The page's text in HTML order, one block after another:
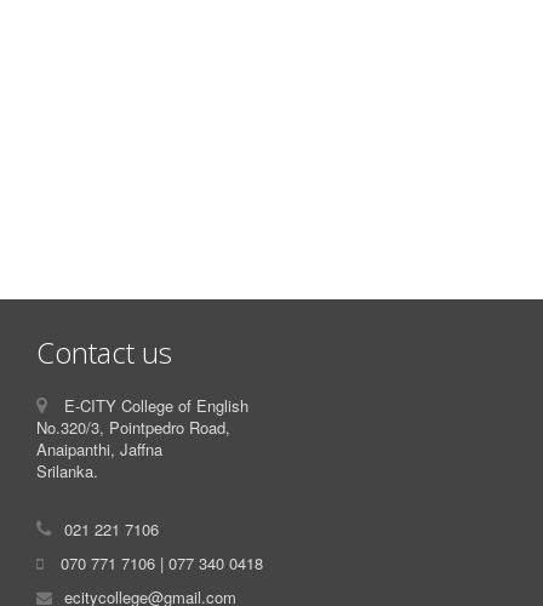
Contact us
E-CITY College of English
No.320/3, Pointpedro Road,
Anaipanthi, Jaffna
Srilanka.
021 221 7106
070 771 7106 | 077 340 0418
ecitycollege@gmail.com